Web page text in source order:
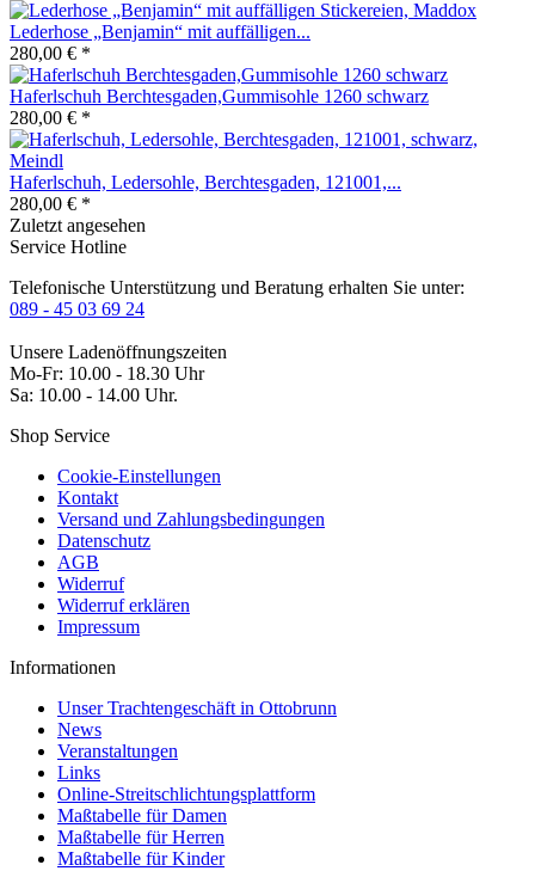
Lederhose „Benjamin“ mit auffälligen...
280,00 € *
Haferlschuh Berchtesgaden,Gummisohle 1260 schwarz
280,00 € *
Haferlschuh, Ledersohle, Berchtesgaden, 121001,...
280,00 € *
Zuletzt angesehen
Service Hotline
Telefonische Unterstützung und Beratung erhalten Sie unter:
089 - 45 03 69 24
Unsere Ladenöffnungszeiten
Mo-Fr: 10.00 - 18.30 Uhr
Sa: 10.00 - 14.00 Uhr.
Shop Service
Cookie-Einstellungen
Kontakt
Versand und Zahlungsbedingungen
Datenschutz
AGB
Widerruf
Widerruf erklären
Impressum
Informationen
Unser Trachtengeschäft in Ottobrunn
News
Veranstaltungen
Links
Online-Streitschlichtungsplattform
Maßtabelle für Damen
Maßtabelle für Herren
Maßtabelle für Kinder